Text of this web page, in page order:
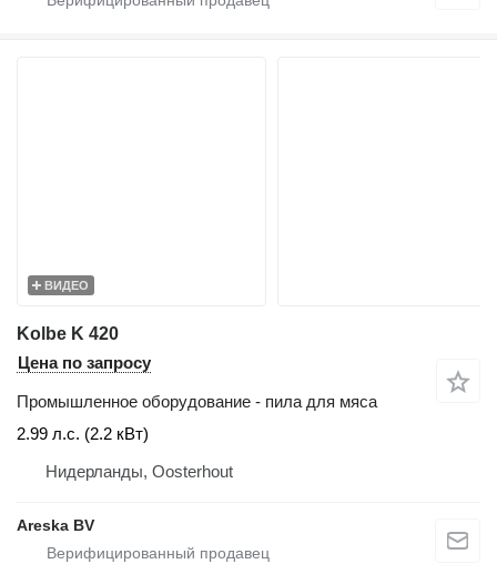
ВИДЕО
Kolbe K 420
Цена по запросу
Промышленное оборудование - пила для мяса
2.99 л.с. (2.2 кВт)
Нидерланды, Oosterhout
Areska BV